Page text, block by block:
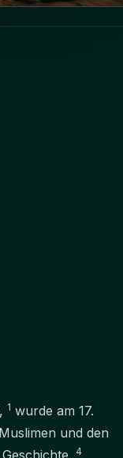
1 wurde am 17.
und den
4